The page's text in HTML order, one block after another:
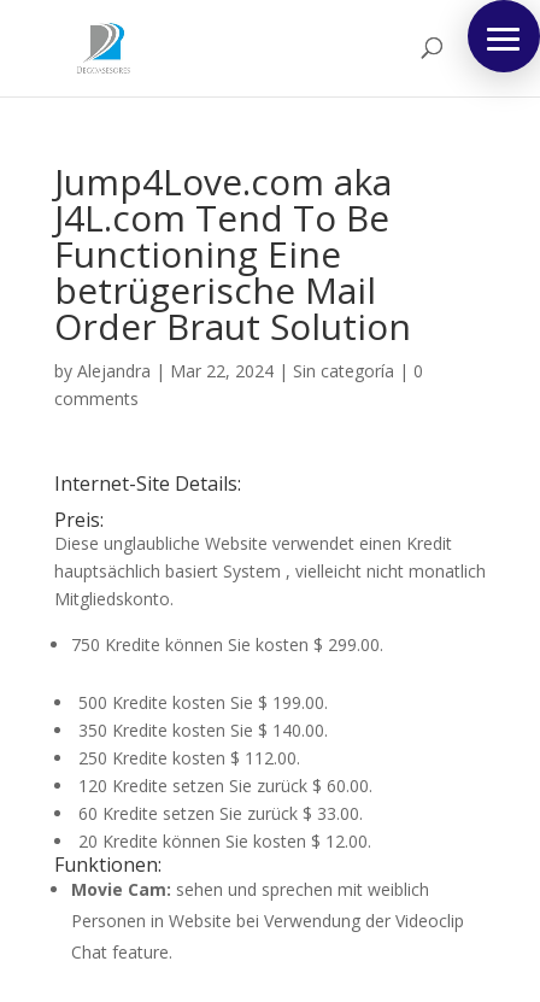
Jump4Love.com aka
J4L.com Tend To Be
Functioning Eine
betrügerische Mail
Order Braut Solution
by Alejandra | Mar 22, 2024| Sin categoría | 0
comments
Internet-Site Details:
Preis:
Diese unglaubliche Website verwendet einen Kredit
hauptsächlich basiert System , vielleicht nicht monatlich
Mitgliedskonto.
750 Kredite können Sie kosten $ 299.00.
500 Kredite kosten Sie $ 199.00.
350 Kredite kosten Sie $ 140.00.
250 Kredite kosten $ 112.00.
120 Kredite setzen Sie zurück $ 60.00.
60 Kredite setzen Sie zurück $ 33.00.
20 Kredite können Sie kosten $ 12.00.
Funktionen:
Movie Cam: sehen und sprechen mit weiblich
Personen in Website bei Verwendung der Videoclip
Chat feature.